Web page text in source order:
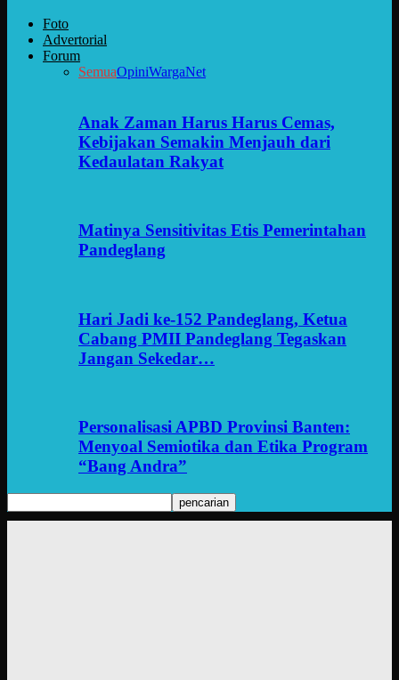
Foto
Advertorial
Forum
SemuaOpiniWargaNet
Anak Zaman Harus Harus Cemas,
Kebijakan Semakin Menjauh dari
Kedaulatan Rakyat
Matinya Sensitivitas Etis Pemerintahan
Pandeglang
Hari Jadi ke-152 Pandeglang, Ketua
Cabang PMII Pandeglang Tegaskan
Jangan Sekedar…
Personalisasi APBD Provinsi Banten:
Menyoal Semiotika dan Etika Program
“Bang Andra”